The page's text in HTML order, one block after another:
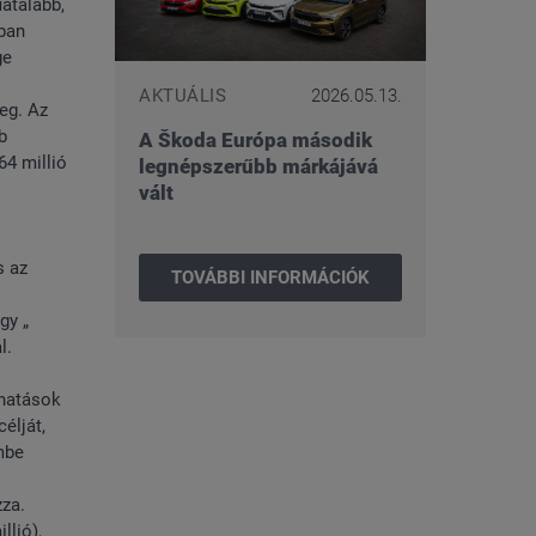
Az
millió
az
„
AKTUÁLIS 2026.05.13.
A Škoda Európa második
legnépszerűbb márkájává
vált
TOVÁBBI INFORMÁCIÓK